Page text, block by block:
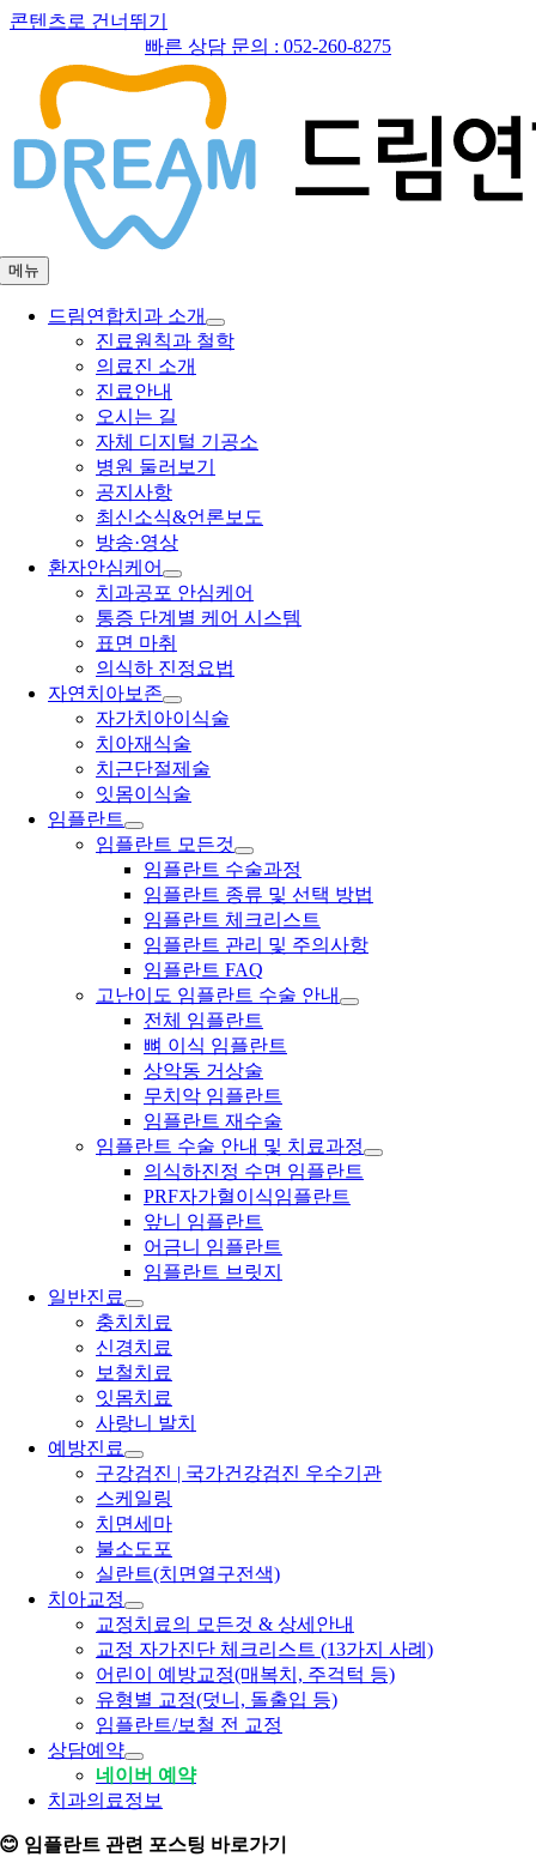
콘텐츠로 건너뛰기
빠른 상담 문의 : 052-260-8275
메뉴
드림연합치과 소개
진료원칙과 철학
의료진 소개
진료안내
오시는 길
자체 디지털 기공소
병원 둘러보기
공지사항
최신소식&언론보도
방송·영상
환자안심케어
치과공포 안심케어
통증 단계별 케어 시스템
표면 마취
의식하 진정요법
자연치아보존
자가치아이식술
치아재식술
치근단절제술
잇몸이식술
임플란트
임플란트 모든것
임플란트 수술과정
임플란트 종류 및 선택 방법
임플란트 체크리스트
임플란트 관리 및 주의사항
임플란트 FAQ
고난이도 임플란트 수술 안내
전체 임플란트
뼈 이식 임플란트
상악동 거상술
무치악 임플란트
임플란트 재수술
임플란트 수술 안내 및 치료과정
의식하진정 수면 임플란트
PRF자가혈이식임플란트
앞니 임플란트
어금니 임플란트
임플란트 브릿지
일반진료
충치치료
신경치료
보철치료
잇몸치료
사랑니 발치
예방진료
구강검진 | 국가건강검진 우수기관
스케일링
치면세마
불소도포
실란트(치면열구전색)
치아교정
교정치료의 모든것 & 상세안내
교정 자가진단 체크리스트 (13가지 사례)
어린이 예방교정(매복치, 주걱턱 등)
유형별 교정(덧니, 돌출입 등)
임플란트/보철 전 교정
상담예약
네이버 예약
치과의료정보
😊 임플란트 관련 포스팅 바로가기